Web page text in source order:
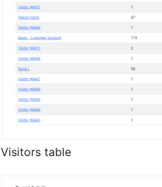
Visitors table